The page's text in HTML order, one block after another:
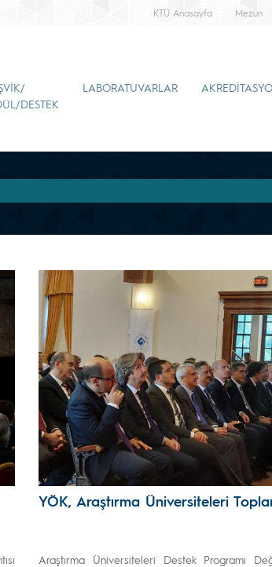
KTÜ Anasayfa Mezun
DESTEK
LABORATUVARLAR
YÖK, Araştırma Üniversiteleri
Araştırma Üniversiteleri Destek Programı